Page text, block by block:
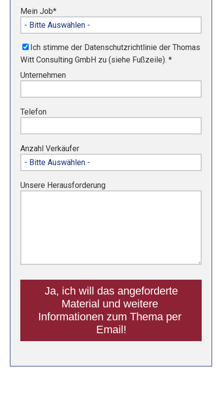
Mein Job*
Ich stimme der Datenschutzrichtlinie der Thomas
Witt Consulting GmbH zu (siehe Fußzeile). *
Unternehmen
Telefon
Anzahl Verkäufer
Unsere Herausforderung